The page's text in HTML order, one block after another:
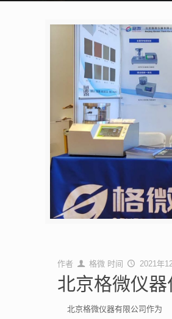
作者 格微 时间 2021年
北京格微仪
北京格微仪器有限公司作为